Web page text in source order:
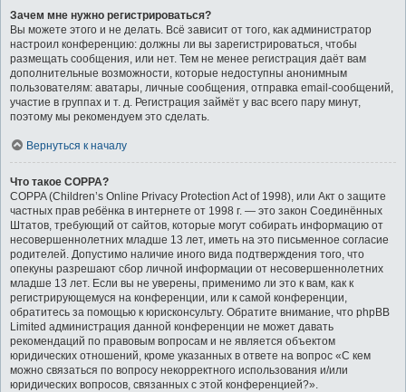
Зачем мне нужно регистрироваться?
Вы можете этого и не делать. Всё зависит от того, как администратор
настроил конференцию: должны ли вы зарегистрироваться, чтобы
размещать сообщения, или нет. Тем не менее регистрация даёт вам
дополнительные возможности, которые недоступны анонимным
пользователям: аватары, личные сообщения, отправка email-сообщений,
участие в группах и т. д. Регистрация займёт у вас всего пару минут,
поэтому мы рекомендуем это сделать.
Вернуться к началу
Что такое COPPA?
COPPA (Children’s Online Privacy Protection Act of 1998), или Акт о защите
частных прав ребёнка в интернете от 1998 г. — это закон Соединённых
Штатов, требующий от сайтов, которые могут собирать информацию от
несовершеннолетних младше 13 лет, иметь на это письменное согласие
родителей. Допустимо наличие иного вида подтверждения того, что
опекуны разрешают сбор личной информации от несовершеннолетних
младше 13 лет. Если вы не уверены, применимо ли это к вам, как к
регистрирующемуся на конференции, или к самой конференции,
обратитесь за помощью к юрисконсульту. Обратите внимание, что phpBB
Limited администрация данной конференции не может давать
рекомендаций по правовым вопросам и не является объектом
юридических отношений, кроме указанных в ответе на вопрос «С кем
можно связаться по вопросу некорректного использования и/или
юридических вопросов, связанных с этой конференцией?».